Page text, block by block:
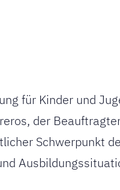
für Kinder und
der
Schwerpunkt